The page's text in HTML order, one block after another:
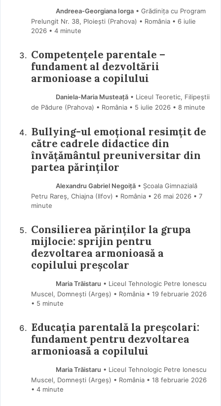
Andreea-Georgiana Iorga• Grădinița cu Program
Prelungit Nr. 38, Ploiești (Prahova) • România
6 iulie
2026 • 4 minute
Competențele parentale –
fundament al dezvoltării
armonioase a copilului
Daniela-Maria Musteață• Liceul Teoretic, Filipeștii
de Pădure (Prahova) • România
5 iulie 2026 • 8 minute
Bullying-ul emoțional resimțit de
către cadrele didactice din
învățământul preuniversitar din
partea părinților
Alexandru Gabriel Negoiță• Școala Gimnazială
Petru Rareș, Chiajna (Ilfov) • România
26 mai 2026 • 7
minute
Consilierea părinților la grupa
mijlocie: sprijin pentru
dezvoltarea armonioasă a
copilului preșcolar
Maria Trăistaru • Liceul Tehnologic Petre Ionescu
Muscel, Domnești (Argeş) • România
19 februarie 2026
• 5 minute
Educația parentală la preșcolari:
fundament pentru dezvoltarea
armonioasă a copilului
Maria Trăistaru • Liceul Tehnologic Petre Ionescu
Muscel, Domnești (Argeş) • România
18 februarie 2026
• 4 minute